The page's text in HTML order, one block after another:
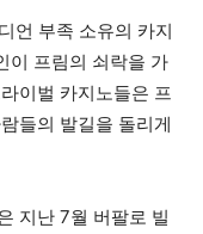
언 부족 소유의 카지
이 프림의 쇠락을 가
이벌 카지노들은 프
들의 발길을 돌리게
지난 7월 버팔로 빌